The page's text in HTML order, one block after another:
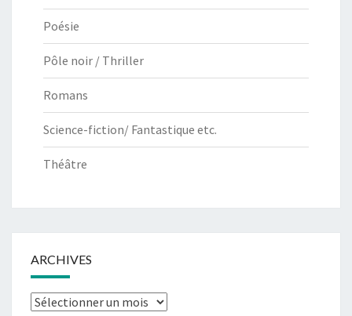
Poésie
Pôle noir / Thriller
Romans
Science-fiction/ Fantastique etc.
Théâtre
ARCHIVES
Archives